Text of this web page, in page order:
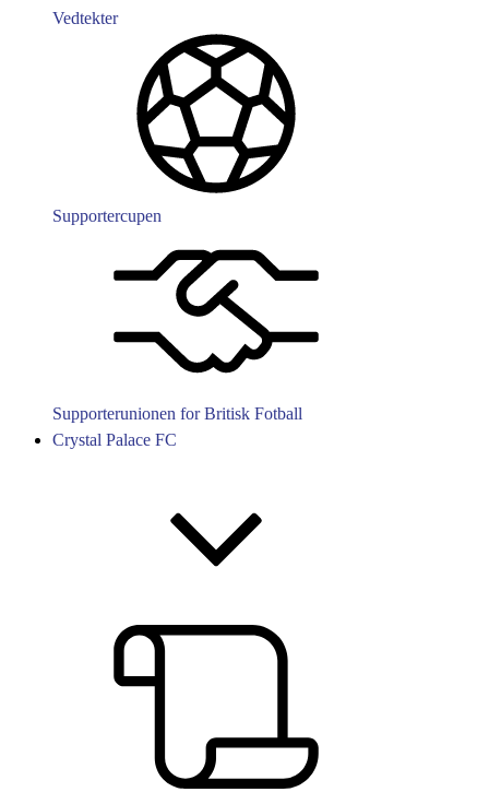
Vedtekter
Supportercupen
Supporterunionen for Britisk Fotball
Crystal Palace FC